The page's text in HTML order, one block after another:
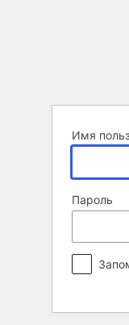
Имя
Пароль